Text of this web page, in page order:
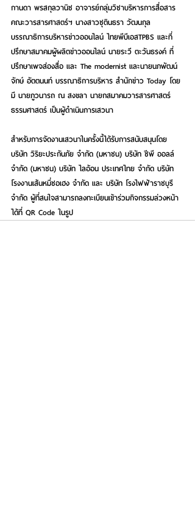
กานดา พรสกุลวานิช อาจารย์กลุ่มวิชาบริหารการสื่อสาร
คณะวารสารศาสตร์ฯ นางสาวชุตินธรา วัฒนกุล
บรรณาธิการบริหารข่าวออนไลน์ ไทยพีบีเอสTPBS และที่
ปรึกษาสมาคมผู้ผลิตข่าวออนไลน์ นายระวี ตะวันธรงค์ ที่
ปรึกษาเพจส่องสื่อ และ The modernist และนายนภพัฒน์
จักษ์ อัตตนนท์ บรรณาธิการบริหาร สำนักข่าว Today โดย
มี นายภูวนารถ ณ สงขลา นายกสมาคมวารสารศาสตร์
ธรรมศาสตร์ เป็นผู้ดำเนินการเสวนา
สำหรับการจัดงานเสวนาในครั้งนี้ได้รับการสนับสนุนโดย
บริษัท วิริยะประกันภัย จำกัด (มหาชน) บริษัท ซีพี ออลล์
จำกัด (มหาชน) บริษัท ไลอ้อน ประเทศไทย จำกัด บริษัท
โรงงานเส้นหมี่ชอเฮง จำกัด และ บริษัท โรงไฟฟ้าราชบุรี
จำกัด ผู้ที่สนใจสามารถลงทะเบียนเข้าร่วมกิจกรรมล่วงหน้า
ได้ที่ QR Code ในรูป